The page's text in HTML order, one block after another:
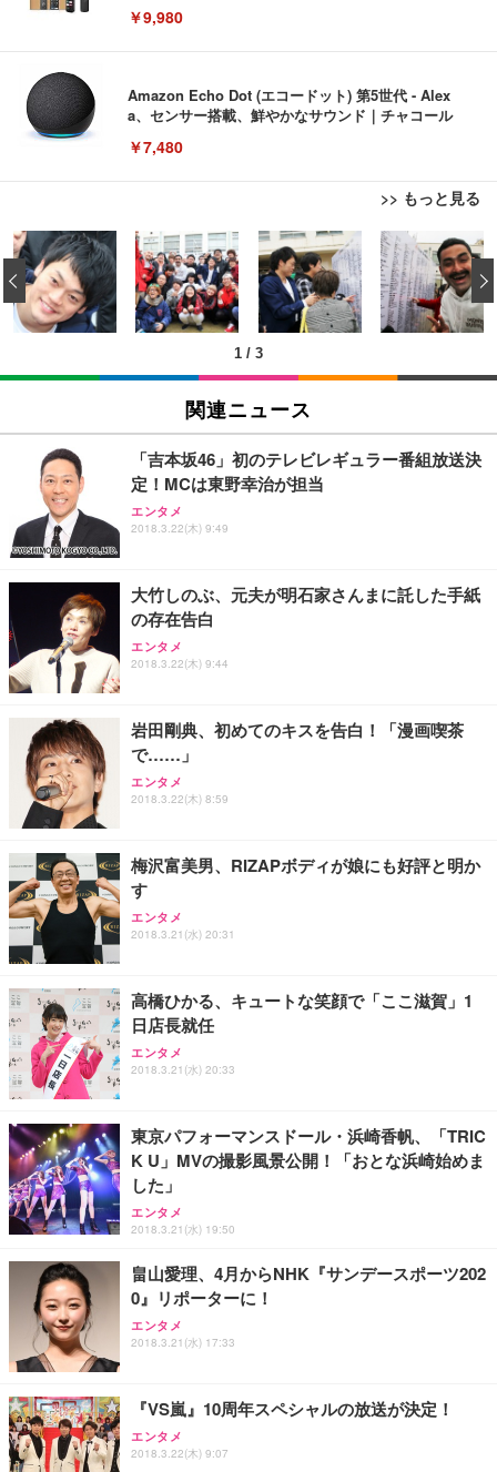
￥9,980
Amazon Echo Dot (エコードット) 第5世代 - Alex
a、センサー搭載、鮮やかなサウンド｜チャコール
￥7,480
>> もっと見る
[EdoErgo] オフィスチェア 椅子 テレワーク 疲れな
い 跳ね上げ式アームレスト コンパクト 約105度ロッ
キング pc 事務椅子 360度回転 座面昇降 強化ナイロ
ン樹脂ベース 通気性メッシュ 在宅ワーク H-WY01
(黒網+黒枠+黒足)
￥5,699
SIHOO B100 オフィスチェア／デスクチェア メッシ
ュチェア 人間工学 疲れない ブラック
￥27,999
Sezlife オフィスチェア デスクチェア 疲れない テレ
ワーク チェア 強化バックレスト 30度ロッキング機
能 人間工学 椅子 腰サポート 90度跳ね上げ式アーム
ョン PCチェア 通気性メッシュ ゲーミング/勉強/事
務用 おしゃれ パソコンチェア (ブラック)
Sezlife オフィスチェア デスクチェア 疲れない テレ
ワーク チェア 強化バックレスト 30度ロッキング機
能 人間工学 椅子 腰サポート 90度跳ね上げ式アーム
務用 おしゃれ パソコンチェア (ホワイト)
ANDWINT オフィスチェア デスクチェア 肘なし メ
ッシュ 通気性 ランバーサポート付き 腰サポート ガ
ス圧無段階昇降 360度回転 キャスター付き コンパク
EIZO ビジネス向けプレミアムモニター | FlexScan
EV3240X-WT | 31.5型4K UHD・USB Type-C・ホワ
イト
￥105,595
EIZO ビジネス向けプレミアムモニター | FlexScan
【純正品】27"ゲーミングモニター DualSense 充電
フック付き（CFI-ZDM1J）
【整備済み品】Dell E2724HS 27インチ 液晶モニタ
ー フルHD（1920×1080）VA 非光沢 HDMI/DisplayP
ort/VGA スピーカー内蔵 高さ調整 スイベル VESA対
【MiniLED/24.5inch/280Hz/FHD】GRAPHT THE S
HOOTER Gaming Monitor 24” Essential ゲーミン
グモニター QD 24.5インチ 1ms FHD 量子ドット 残
Amazonベーシック ペットシーツ 薄型 レギュラー 1
回使い捨て 無香料 ホワイト 300枚
￥3,373
Amazonベーシック ペットシーツ 厚型 ワイド 42枚
x2袋(84枚) ホワイト(吸収面:ライトブルー)
￥3,234
ネオ・ルーライフ ネオ・オムツ L 中型犬用 26枚入
り 単品
Smart Basic(スマートベーシック) 【Amazon.co.jp
限定】 Smart Basic アイリスオーヤマ ペットシーツ
超厚型 お徳用 ワイド 100枚入 (x 1) (ケース販売)
アイリスオーヤマ ペットシーツ 超厚型 お徳用 レギ
ュラー 200枚入【Amazon.co.jp限定】
1 / 3
‹
関連ニュース
「吉本坂46」初のテレビレギュラー番組放送決
定！MCは東野幸治が担当
エンタメ
2018.3.22(木) 9:49
大竹しのぶ、元夫が明石家さんまに託した手紙
の存在告白
エンタメ
2018.3.22(木) 9:44
岩田剛典、初めてのキスを告白！「漫画喫茶
で……」
エンタメ
2018.3.22(木) 8:59
梅沢富美男、RIZAPボディが娘にも好評と明か
す
エンタメ
2018.3.21(水) 20:31
高橋ひかる、キュートな笑顔で「ここ滋賀」1
日店長就任
エンタメ
2018.3.21(水) 20:33
東京パフォーマンスドール・浜崎香帆、「TRIC
K U」MVの撮影風景公開！「おとな浜崎始めま
した」
エンタメ
2018.3.21(水) 19:50
畠山愛理、4月からNHK『サンデースポーツ202
0』リポーターに！
エンタメ
2018.3.21(水) 17:33
『VS嵐』10周年スペシャルの放送が決定！
エンタメ
2018.3.22(木) 9:07